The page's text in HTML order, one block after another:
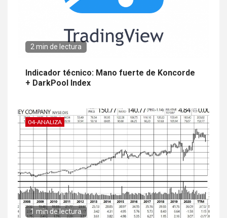
2 min de lectura
Indicador técnico: Mano fuerte de Koncorde
+ DarkPool Index
04-ANALIZA
1 min de lectura